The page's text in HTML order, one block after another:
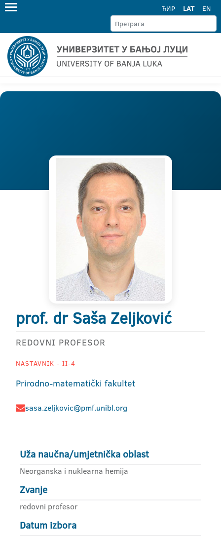
ЋИР LAT EN
prof. dr Saša Zeljković
REDOVNI PROFESOR
NASTAVNIK - II-4
Prirodno-matematički fakultet
sasa.zeljkovic@pmf.unibl.org
Uža naučna/umjetnička oblast
Neorganska i nuklearna hemija
Zvanje
redovni profesor
Datum izbora